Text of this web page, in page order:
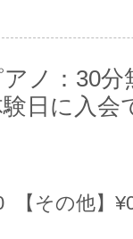
アノ：30
日に入会
【その他】